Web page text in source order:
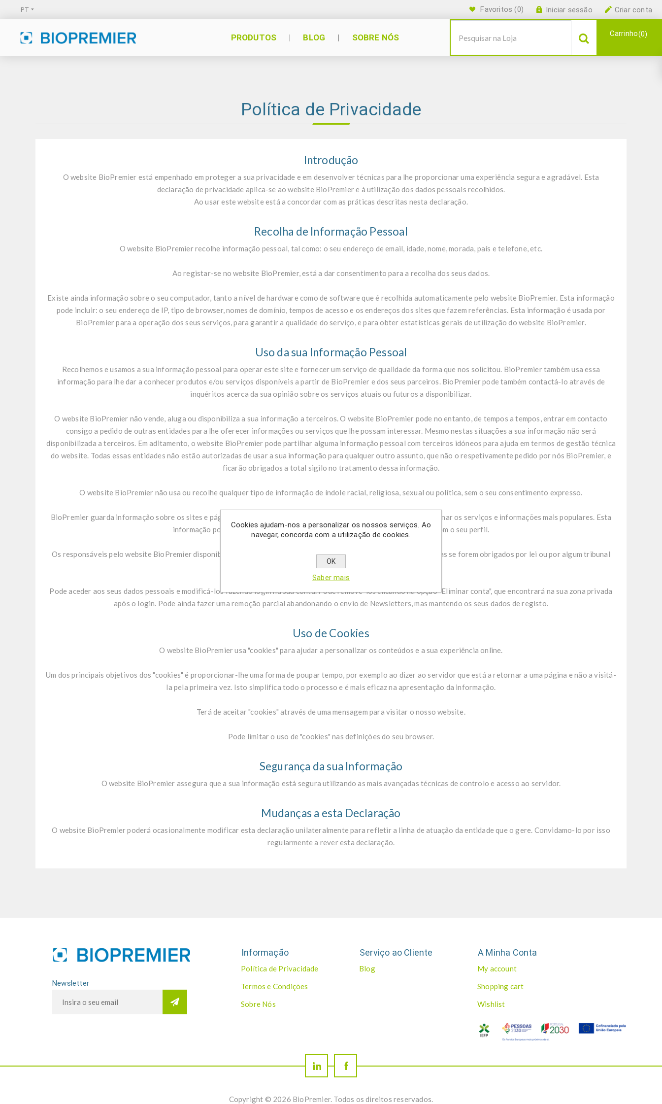
Criar conta
Iniciar sessão
Favoritos (0)
PRODUTOS BLOG SOBRE NÓS Carrinho 0
Política de Privacidade
Introdução
O website BioPremier está empenhado em proteger a sua privacidade e em desenvolver técnicas para lhe proporcionar uma experiência segura e agradável. Esta
declaração de privacidade aplica-se ao website BioPremier e à utilização dos dados pessoais recolhidos.
Ao usar este website está a concordar com as práticas descritas nesta declaração.
Recolha de Informação Pessoal
O website BioPremier recolhe informação pessoal, tal como: o seu endereço de email, idade, nome, morada, país e telefone, etc.
Ao registar-se no website BioPremier, está a dar consentimento para a recolha dos seus dados.
Existe ainda informação sobre o seu computador, tanto a nível de hardware como de software que é recolhida automaticamente pelo website BioPremier. Esta informação
pode incluir: o seu endereço de IP, tipo de browser, nomes de domínio, tempos de acesso e os endereços dos sites que fazem referências. Esta informação é usada por
BioPremier para a operação dos seus serviços, para garantir a qualidade do serviço, e para obter estatísticas gerais de utilização do website BioPremier.
Uso da sua Informação Pessoal
Recolhemos e usamos a sua informação pessoal para operar este site e fornecer um serviço de qualidade da forma que nos solicitou. BioPremier também usa essa
informação para lhe dar a conhecer produtos e/ou serviços disponíveis a partir de BioPremier e dos seus parceiros. BioPremier pode também contactá-lo através de
inquéritos acerca da sua opinião sobre os serviços atuais ou futuros a disponibilizar.
O website BioPremier não vende, aluga ou disponibiliza a sua informação a terceiros. O website BioPremier pode no entanto, de tempos a tempos, entrar em contacto
consigo a pedido de outras entidades para lhe oferecer informações ou serviços que lhe possam interessar. Mesmo nestas situações a sua informação não será
disponibilizada a terceiros. Em aditamento, o website BioPremier pode partilhar alguma informação pessoal com terceiros idóneos para ajuda em termos de gestão técnica
do website. Todas essas entidades não estão autorizadas de usar a sua informação para qualquer outro assunto, que não o respetivamente pedido por nós BioPremier, e
ficarão obrigados a total sigilo no tratamento dessa informação.
O website BioPremier não usa ou recolhe qualquer tipo de informação de índole racial, religiosa, sexual ou política, sem o seu consentimento expresso.
BioPremier guarda informação sobre os sites e páginas que visita dentro do website BioPremier, por forma a determinar os serviços e informações mais populares. Esta
informação pode ser usada para mostrar conteúdo publicitário mais de acordo com o seu perfil.
Os responsáveis pelo website BioPremier disponibilizarão a sua informação pessoal, sem o seu consentimento, apenas se forem obrigados por lei ou por algum tribunal
competente.
Pode aceder aos seus dados pessoais e modificá-los fazendo login na sua conta. Pode removê-los clicando na opção "Eliminar conta", que encontrará na sua zona privada
após o login. Pode ainda fazer uma remoção parcial abandonando o envio de Newsletters, mas mantendo os seus dados de registo.
Uso de Cookies
O website BioPremier usa "cookies" para ajudar a personalizar os conteúdos e a sua experiência online.
Um dos principais objetivos dos "cookies" é proporcionar-lhe uma forma de poupar tempo, por exemplo ao dizer ao servidor que está a retornar a uma página e não a visitá-
la pela primeira vez. Isto simplifica todo o processo e é mais eficaz na apresentação da informação.
Terá de aceitar "cookies" através de uma mensagem para visitar o nosso website.
Pode limitar o uso de "cookies" nas definições do seu browser.
Segurança da sua Informação
O website BioPremier assegura que a sua informação está segura utilizando as mais avançadas técnicas de controlo e acesso ao servidor.
Mudanças a esta Declaração
O website BioPremier poderá ocasionalmente modificar esta declaração unilateralmente para refletir a linha de atuação da entidade que o gere. Convidamo-lo por isso
regularmente a rever esta declaração.
Newsletter
Informação
Política de Privacidade
Termos e Condições
Sobre Nós
Serviço ao Cliente
Blog
A Minha Conta
My account
Shopping cart
Wishlist
Copyright © 2026 BioPremier. Todos os direitos reservados.
Cookies ajudam-nos a personalizar os nossos serviços. Ao
navegar, concorda com a utilização de cookies.
OK
Saber mais